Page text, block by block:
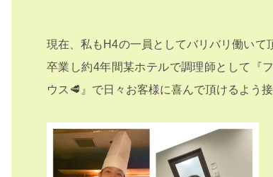
現在、私もH4の一員としてバリバリ働いて
卒業し約4年間某ホテルで調理師として『
ウス🥩』で日々お客様に喜んで頂けるよう